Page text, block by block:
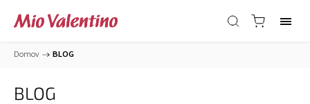
Domov / BLOG
BLOG